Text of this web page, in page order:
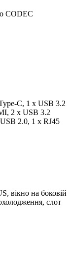
CODEC
C, 1 x USB 3.2
2 x USB 3.2
2.0, 1 x RJ45
вікно на боковій
слот